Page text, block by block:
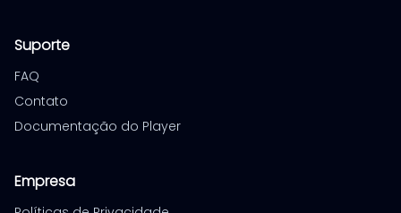
Suporte
FAQ
Contato
Documentação do Player
Empresa